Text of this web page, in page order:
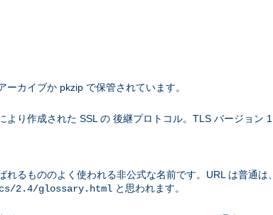
カイブか pkzip で保管されています。
り作成された SSL の 後継プロトコル。TLS バージョン
れるもののよく使われる非公式な名前です。URL は普通は
2.4/glossary.html と思われます。